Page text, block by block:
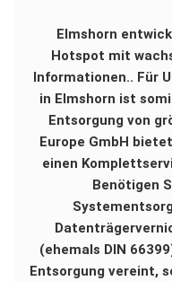
Elmshorn
Hotspot mit
Informationen.. Für
in Elmshorn ist
Entsorgung von
Europe GmbH
einen
Benötigen
(ehemals DIN
Entsorgung vereint,